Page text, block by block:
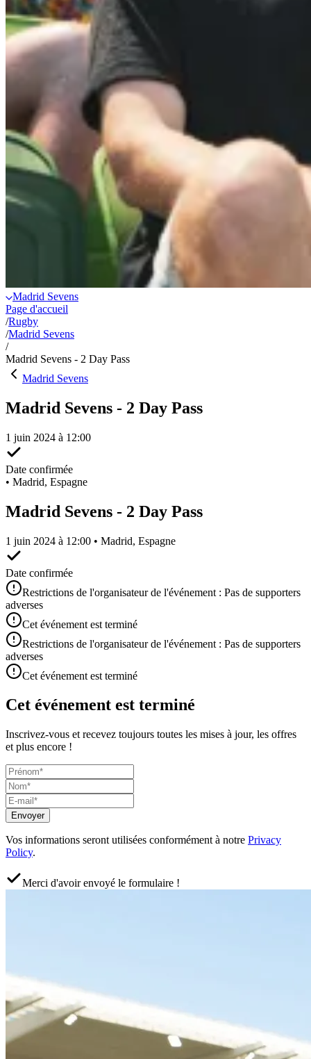
Madrid Sevens
Page d'accueil
/Rugby
/Madrid Sevens
/
Madrid Sevens - 2 Day Pass
Madrid Sevens
Madrid Sevens - 2 Day Pass
1 juin 2024 à 12:00
Date confirmée
• Madrid, Espagne
Madrid Sevens - 2 Day Pass
1 juin 2024 à 12:00 • Madrid, Espagne
Date confirmée
Restrictions de l'organisateur de l'événement : Pas de supporters
adverses
Cet événement est terminé
Restrictions de l'organisateur de l'événement : Pas de supporters
adverses
Cet événement est terminé
Cet événement est terminé
Inscrivez-vous et recevez toujours toutes les mises à jour, les offres
et plus encore !
Envoyer
Vos informations seront utilisées conformément à notre Privacy
Policy.
Merci d'avoir envoyé le formulaire !